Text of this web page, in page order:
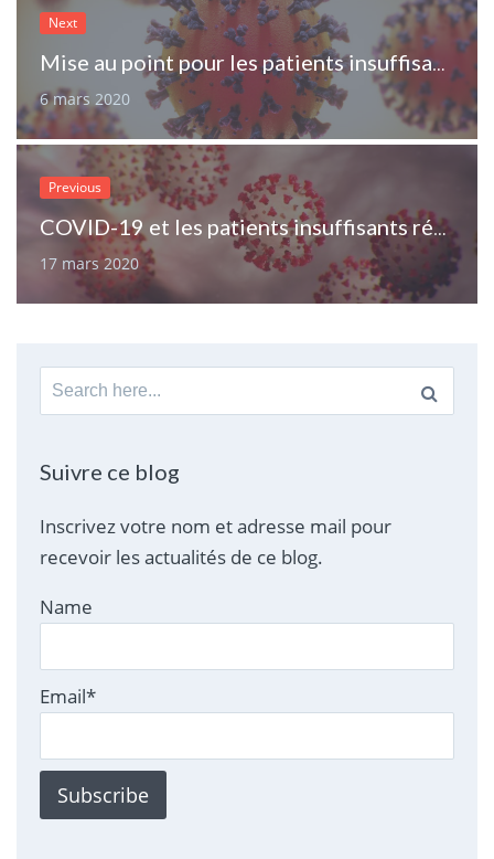
Next
Mise au point pour les patients insuffisants rénaux au sujet de l’épidémie COVID-19
6 mars 2020
Previous
COVID-19 et les patients insuffisants rénaux : situation aux HUG
17 mars 2020
Search
for:
Suivre ce blog
Inscrivez votre nom et adresse mail pour
recevoir les actualités de ce blog.
Name
Email*